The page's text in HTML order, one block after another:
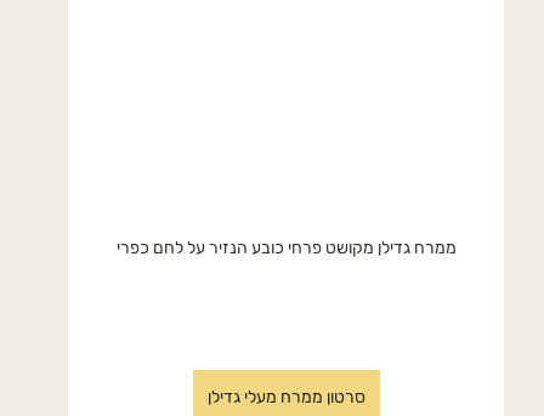
ממרח גדילן מקושט פרחי כובע הנזיר על לחם כפרי
סרטון ממרח מעלי גדילן